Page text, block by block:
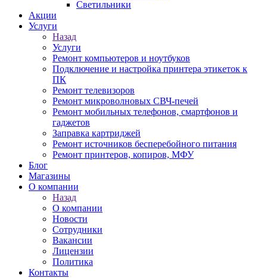
Светильники
Акции
Услуги
Назад
Услуги
Ремонт компьютеров и ноутбуков
Подключение и настройка принтера этикеток к
ПК
Ремонт телевизоров
Ремонт микроволновых СВЧ-печей
Ремонт мобильных телефонов, смартфонов и
гаджетов
Заправка картриджей
Ремонт источников бесперебойного питания
Ремонт принтеров, копиров, МФУ
Блог
Магазины
О компании
Назад
О компании
Новости
Сотрудники
Вакансии
Лицензии
Политика
Контакты